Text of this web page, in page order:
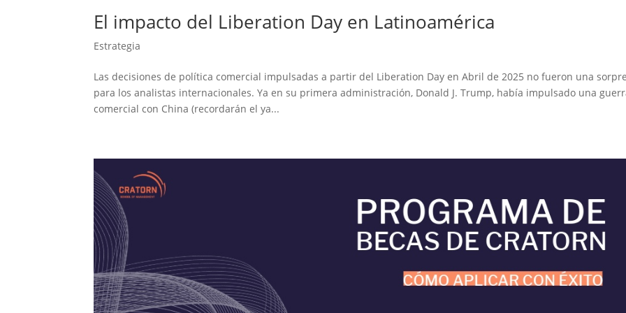
El impacto del Liberation Day en Latinoamérica
Estrategia
Las decisiones de política comercial impulsadas a partir del Liberation Day en Abril de 2025 no fueron una
para los analistas internacionales. Ya en su primera administración, Donald J. Trump, había impulsado una
comercial con China (recordarán el ya...